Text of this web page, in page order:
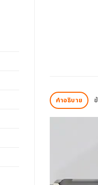
คำอธิบาย